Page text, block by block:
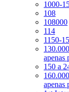
1000-
108
108000
114
1150-
apenas
150 a
apenas